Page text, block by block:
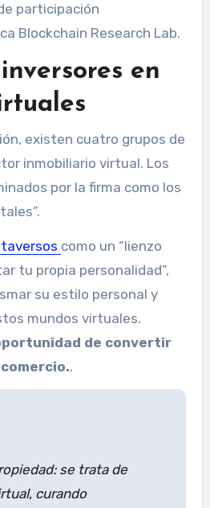
participación
Blockchain Research Lab.
en
existen cuatro grupos de
inmobiliario virtual. Los
por la firma como los
como un “lienzo
tu propia personalidad”,
su estilo personal y
mundos virtuales.
de convertir
.
se trata de
curando